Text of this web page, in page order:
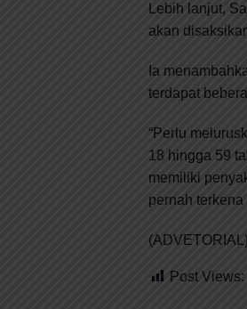
Lebih lanjut,
akan
Ia
terdapat
“Perlu
18 hingga 59
memiliki
pernah
Post Views: